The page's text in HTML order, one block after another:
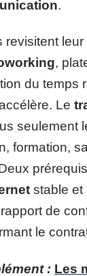
.
revisitent
,
du temps
Le
seulement
formation,
stable et
de
le
: Les